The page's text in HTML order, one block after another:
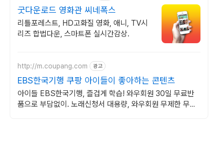
굿다운로드 영화관 씨네폭스
리틀포레스트, HD고화질 영화, 애니, TV시
리즈 합법다운, 스마트폰 실시간감상.
http://m.coupang.com 광고
EBS한국기행 쿠팡 아이들이 좋아하는 콘텐츠
아이들 EBS한국기행, 즐겁게 학습! 와우회원 30일 무료반
품으로 부담없이. 노래신청서 대용량, 와우회원 무제한 무료